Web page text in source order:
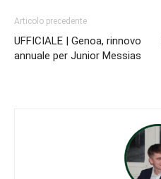
Articolo precedente
UFFICIALE | Genoa, rinnovo
annuale per Junior Messias